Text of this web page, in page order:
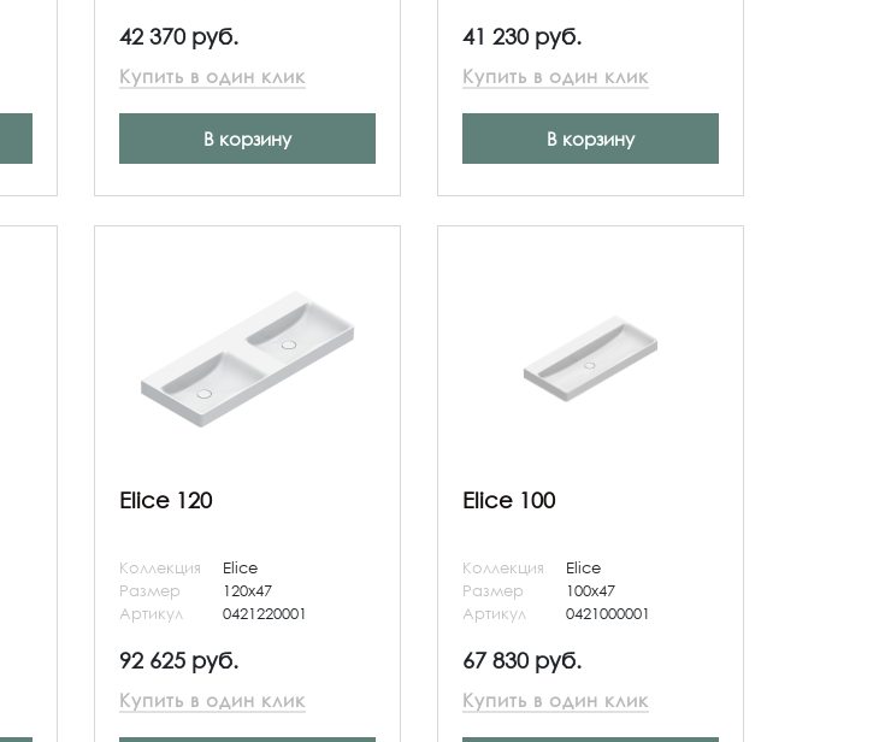
42 370 руб.
Купить в один клик
В корзину
41 230 руб.
Купить в один клик
В корзину
Elice 120
Коллекция
Elice
Размер
120x47
Артикул
0421220001
92 625 руб.
Купить в один клик
Elice 100
Коллекция
Elice
Размер
100x47
Артикул
0421000001
67 830 руб.
Купить в один клик